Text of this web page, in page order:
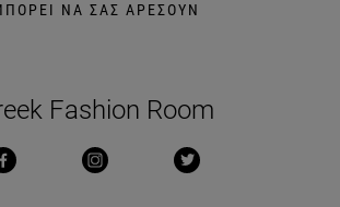
ΝΑ ΣΑΣ ΑΡΕΣΟΥΝ
Fashion Room